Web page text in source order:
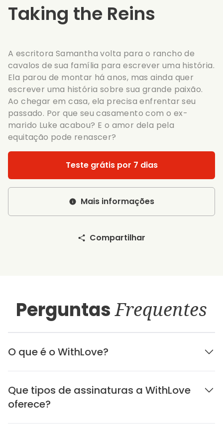
Taking the Reins
A escritora Samantha volta para o rancho de
cavalos de sua família para escrever uma história.
Ela parou de montar há anos, mas ainda quer
escrever uma história sobre sua grande paixão.
Ao chegar em casa, ela precisa enfrentar seu
passado. Por que seu casamento com o ex-
marido Luke acabou? E o amor dela pela
equitação pode renascer?
Teste grátis por 7 dias
Mais informações
Compartilhar
PerguntasFrequentes
O que é o WithLove?
Que tipos de assinaturas a WithLove
oferece?